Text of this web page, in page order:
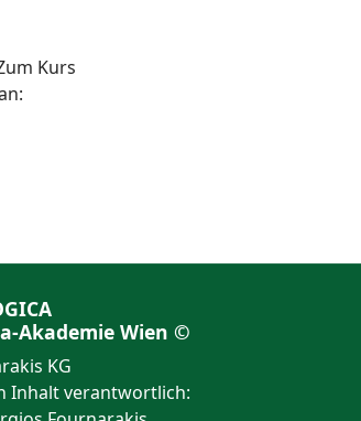
Kurs
Akademie Wien ©
KG
Inhalt verantwortlich: